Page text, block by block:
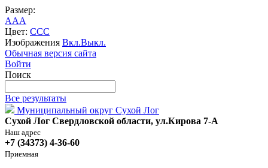
Размер:
AAA
Цвет: CCC
Изображения Вкл.Выкл.
Обычная версия сайта
Войти
Поиск
Все результаты
Муниципальный округ Сухой Лог
Сухой Лог Свердловской области, ул.Кирова 7-А
Наш адрес
+7 (34373) 4-36-60
Приемная